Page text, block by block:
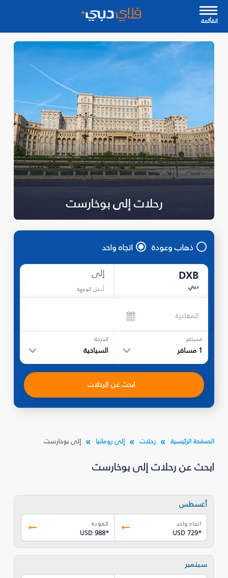
القأئمة
رحلات إلى بوخارست
ذهاب وعودة اتجاه واحد
DXB
دبي
إلى
أدخل الوجهة
المغادرة
مسافر
1 مسافر
الدرجة
السياحية
ابحث عن الرحلات
الصفحة الرئيسية رحلات إلى رومانيا إلى بوخارست
ابحث عن رحلات إلى بوخارست
أغسطس
اتجاه واحد
USD 729*
العودة
USD 988*
سبتمبر